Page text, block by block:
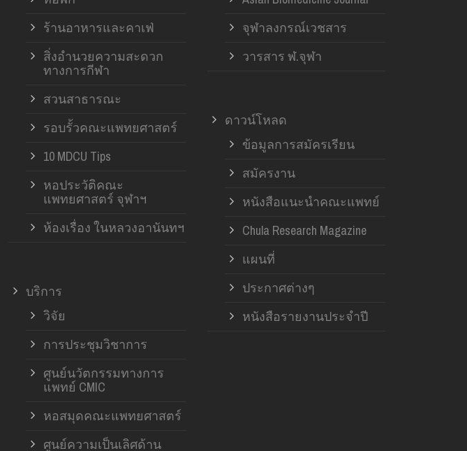
ร้านอาหารและคาเฟ่
สิ่งอำนวยความสะดวก
ทางการกีฬา
สวนสาธารณะ
รอบรั้วคณะแพทยศาสตร์
10 MDCU Tips
หอประวัติคณะ
แพทยศาสตร์ จุฬาฯ
ห้องเรื่อง ในหลวงอานันทฯ
บริการ
วิจัย
การประชุมวิชาการ
ศูนย์นวัตกรรมทางการ
แพทย์ CMIC
หอสมุดคณะแพทยศาสตร์
ศูนย์ความเป็นเลิศด้าน
จุฬาลงกรณ์เวชสาร
วารสาร ฬ.จุฬา
ดาวน์โหลด
ข้อมูลการสมัครเรียน
สมัครงาน
หนังสือแนะนำคณะแพทย์
Chula Research Magazine
แผนที่
ประกาศต่างๆ
หนังสือรายงานประจำปี